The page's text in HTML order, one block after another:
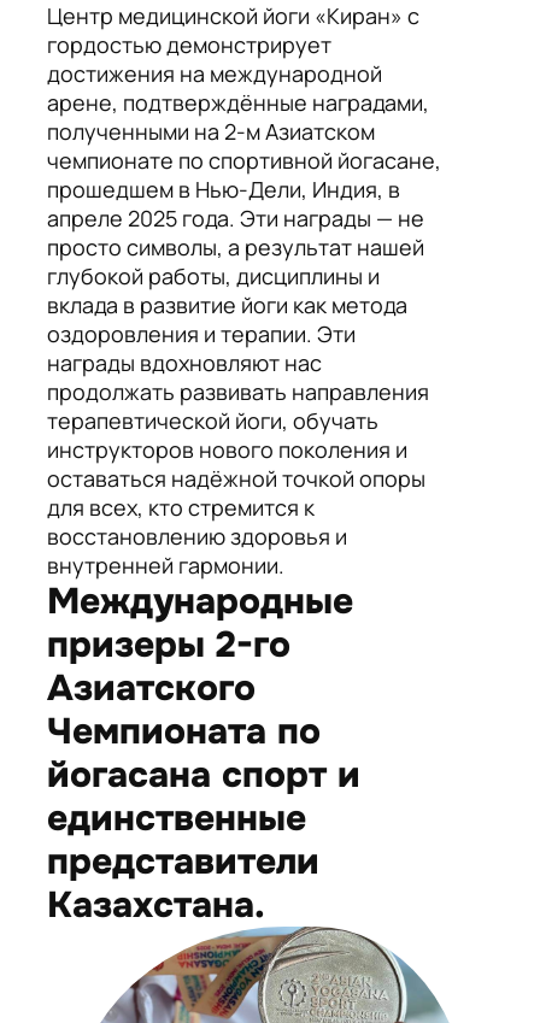
Центр медицинской йоги «Киран» с
гордостью демонстрирует
достижения на международной
арене, подтверждённые наградами,
полученными на 2-м Азиатском
чемпионате по спортивной йогасане,
прошедшем в Нью-Дели, Индия, в
апреле 2025 года. Эти награды — не
просто символы, а результат нашей
глубокой работы, дисциплины и
вклада в развитие йоги как метода
оздоровления и терапии. Эти
награды вдохновляют нас
продолжать развивать направления
терапевтической йоги, обучать
инструкторов нового поколения и
оставаться надёжной точкой опоры
для всех, кто стремится к
восстановлению здоровья и
внутренней гармонии.
Международные
призеры 2-го
Азиатского
Чемпионата по
йогасана спорт и
единственные
представители
Казахстана.